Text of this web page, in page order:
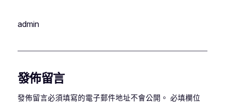
admin
發佈留言
發佈留言必須填寫的電子郵件地址不會公開。 必填欄位